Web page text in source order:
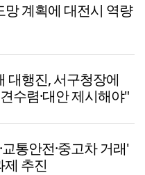
망 계획에 대전시 역량
대행진, 서구청장에
수렴·대안 제시해야"
교통안전·중고차 거래'
제 추진